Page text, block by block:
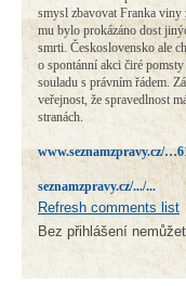
smysl zbavovat Franka viny
mu bylo prokázáno dost
smrti. Československo ale
o spontánní akci čiré
souladu s právním řádem.
veřejnost, že spravedlnost
stranách.
www.seznamzpravy.cz/
seznamzpravy.cz/.../...
Refresh comments list
Bez přihlášení